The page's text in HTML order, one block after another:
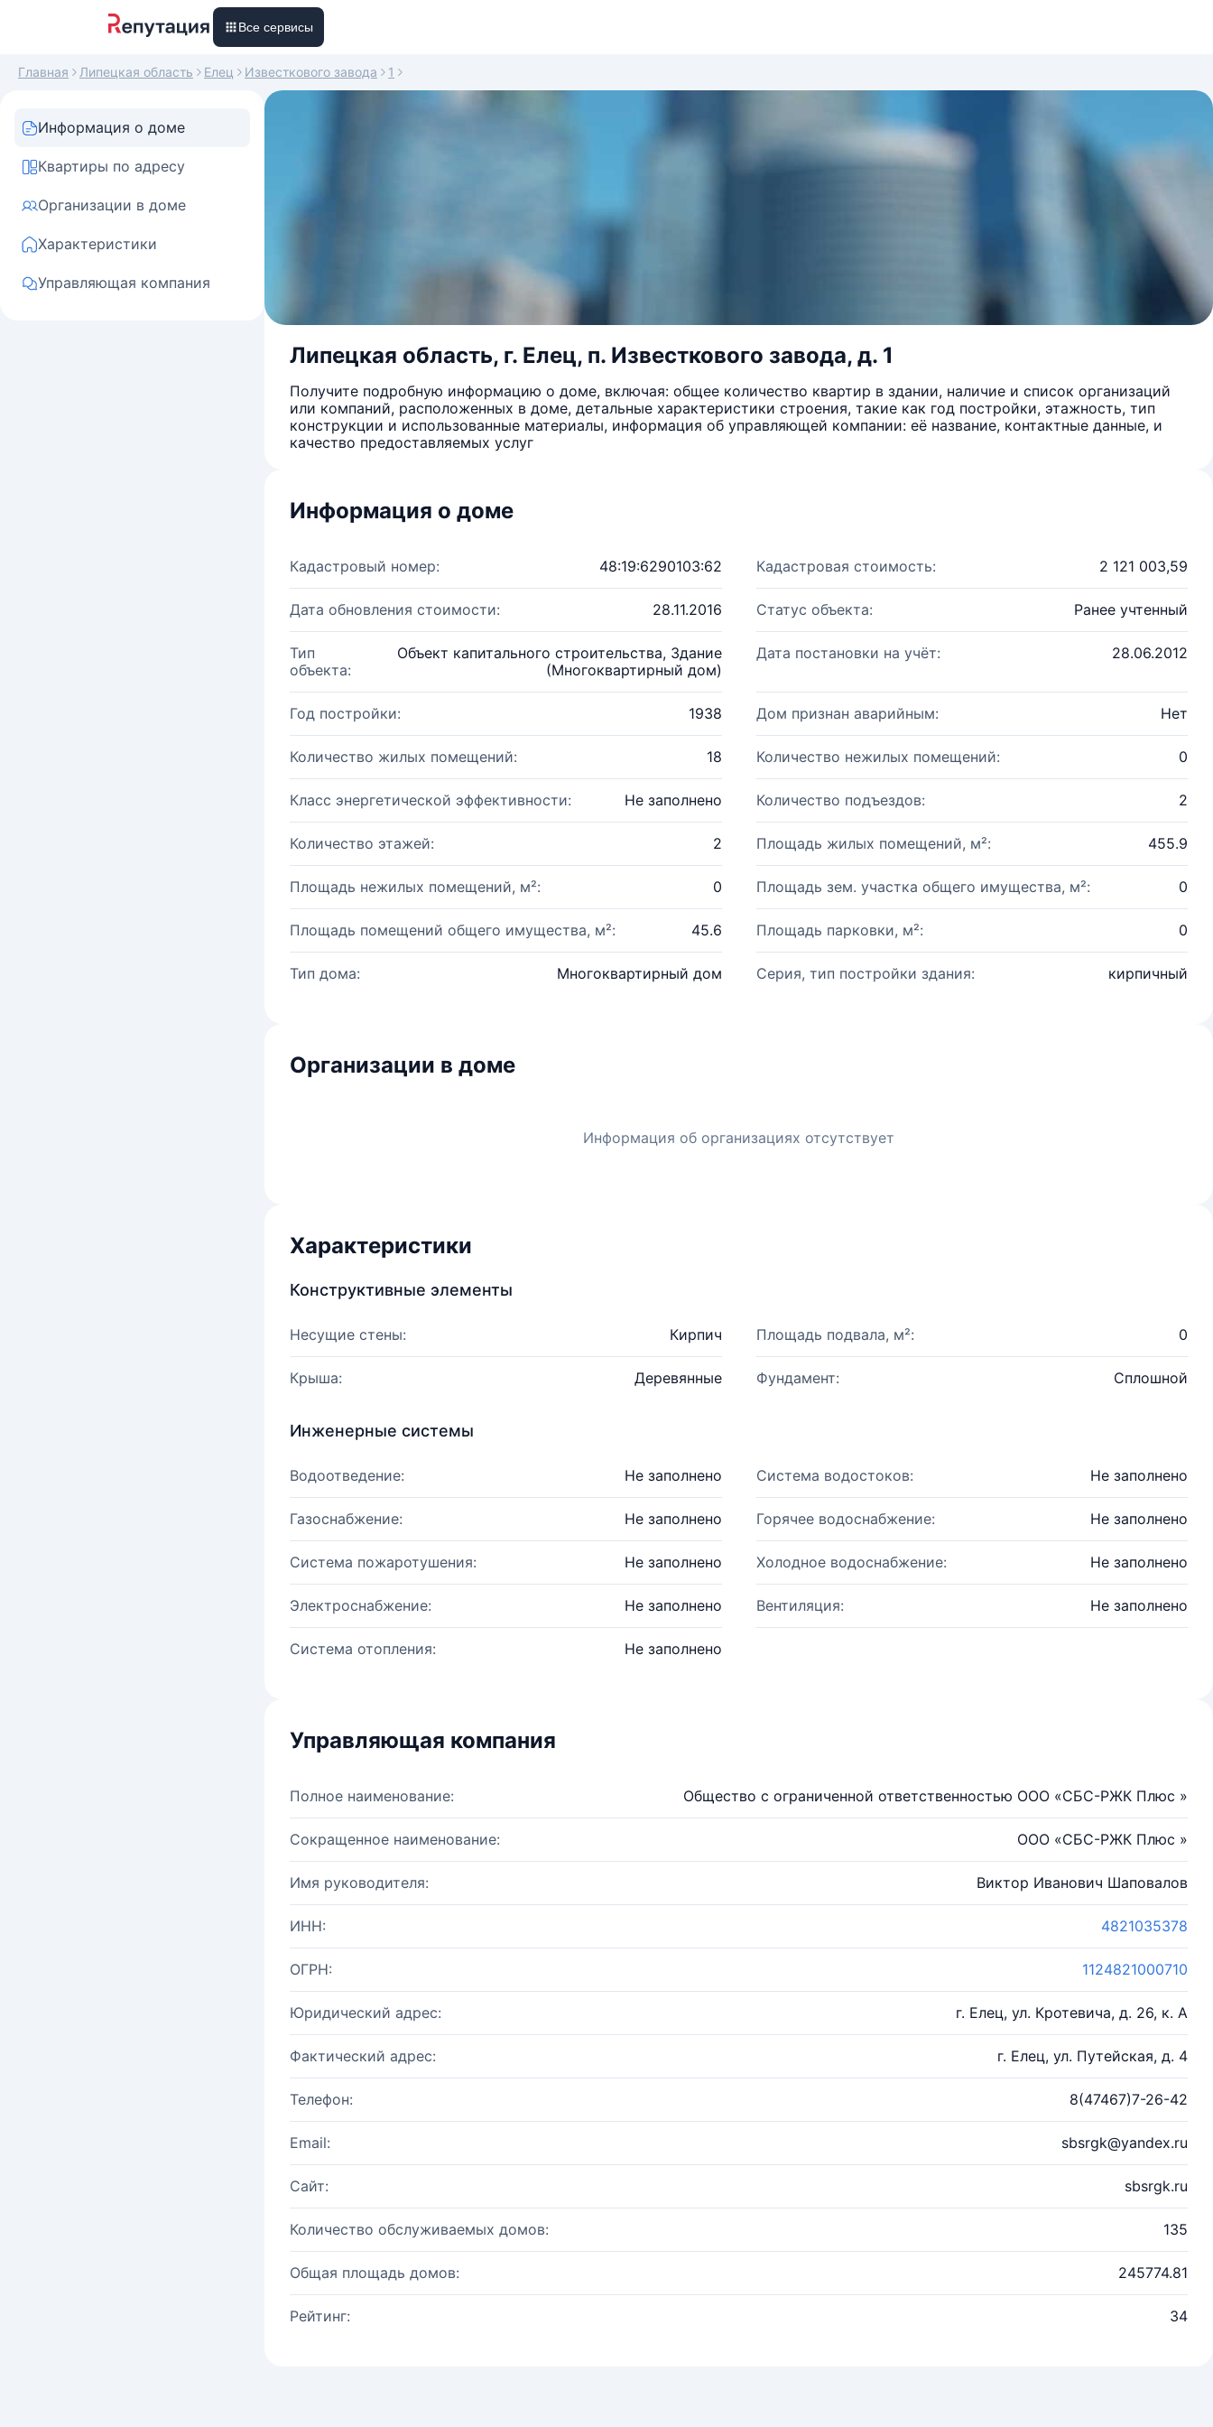
Все сервисы
Главная Липецкая область Елец Известкового завода 1
Информация о доме
Квартиры по адресу
Организации в доме
Характеристики
Управляющая компания
Липецкая область, г. Елец, п. Известкового завода, д. 1
Получите подробную информацию о доме, включая: общее количество квартир в здании, наличие и список организаций
или компаний, расположенных в доме, детальные характеристики строения, такие как год постройки, этажность, тип
конструкции и использованные материалы, информация об управляющей компании: её название, контактные данные, и
качество предоставляемых услуг
Информация о доме
Кадастровый номер: 48:19:6290103:62 Кадастровая стоимость: 2 121 003,59
Дата обновления стоимости: 28.11.2016 Статус объекта: Ранее учтенный
Тип
объекта:
Объект капитального строительства, Здание
(Многоквартирный дом)
Дата постановки на учёт: 28.06.2012
Год постройки: 1938 Дом признан аварийным: Нет
Количество жилых помещений: 18 Количество нежилых помещений: 0
Класс энергетической эффективности: Не заполнено Количество подъездов: 2
Количество этажей: 2 Площадь жилых помещений, м²: 455.9
Площадь нежилых помещений, м²: 0 Площадь зем. участка общего имущества, м²: 0
Площадь помещений общего имущества, м²: 45.6 Площадь парковки, м²: 0
Тип дома: Многоквартирный дом Серия, тип постройки здания: кирпичный
Организации в доме
Информация об организациях отсутствует
Характеристики
Конструктивные элементы
Несущие стены: Кирпич Площадь подвала, м²: 0
Крыша: Деревянные Фундамент: Сплошной
Инженерные системы
Водоотведение: Не заполнено Система водостоков: Не заполнено
Газоснабжение: Не заполнено Горячее водоснабжение: Не заполнено
Система пожаротушения: Не заполнено Холодное водоснабжение: Не заполнено
Электроснабжение: Не заполнено Вентиляция: Не заполнено
Система отопления: Не заполнено
Управляющая компания
Полное наименование: Общество с ограниченной ответственностью ООО «СБС-РЖК Плюс »
Сокращенное наименование: ООО «СБС-РЖК Плюс »
Имя руководителя: Виктор Иванович Шаповалов
ИНН: 4821035378
ОГРН: 1124821000710
Юридический адрес: г. Елец, ул. Кротевича, д. 26, к. А
Фактический адрес: г. Елец, ул. Путейская, д. 4
Телефон: 8(47467)7-26-42
Email: sbsrgk@yandex.ru
Сайт: sbsrgk.ru
Количество обслуживаемых домов: 135
Общая площадь домов: 245774.81
Рейтинг: 34